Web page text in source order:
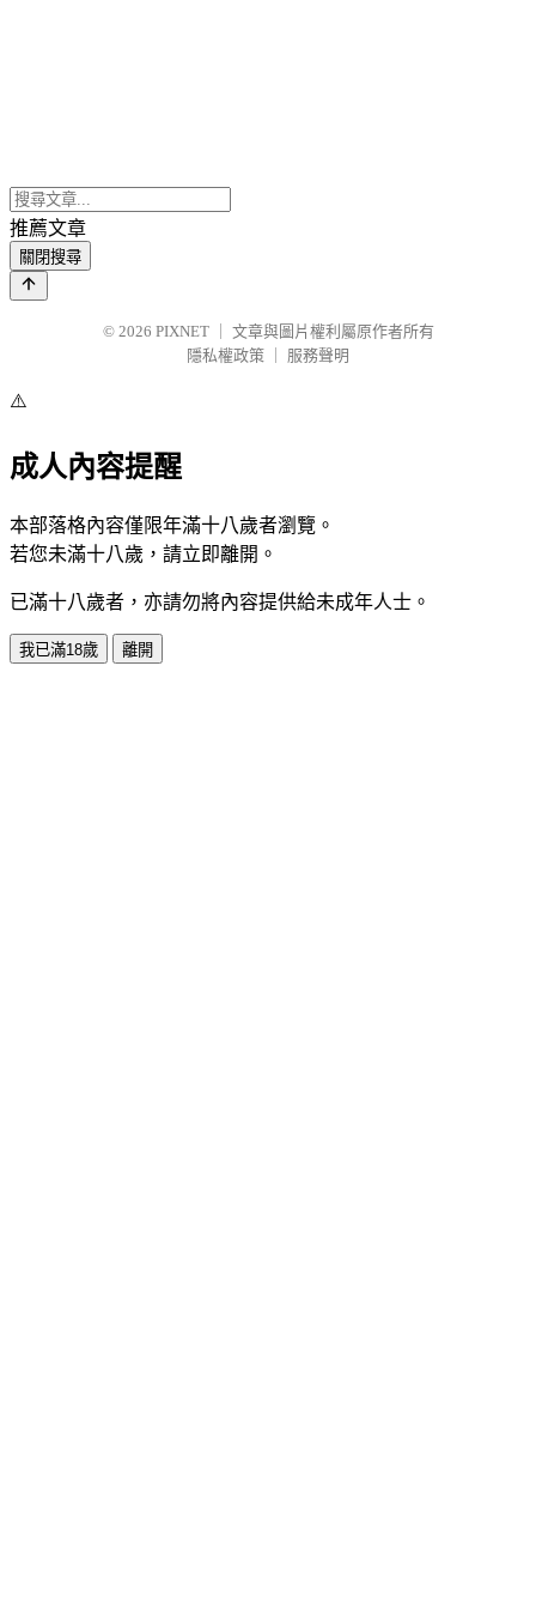
推薦文章
關閉搜尋
© 2026 PIXNET
文章與圖片權利屬原作者所有
隱私權政策
服務聲明
⚠️
成人內容提醒
本部落格內容僅限年滿十八歲者瀏覽。
若您未滿十八歲，請立即離開。
已滿十八歲者，亦請勿將內容提供給未成年人士。
我已滿18歲 離開